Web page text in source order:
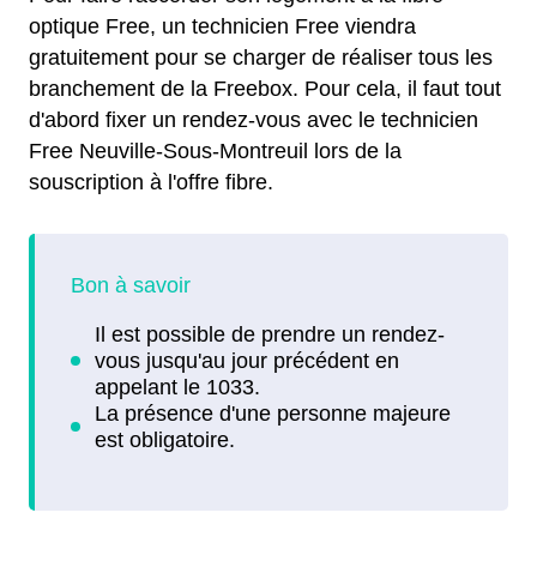
optique Free, un technicien Free viendra
gratuitement pour se charger de réaliser tous les
branchement de la Freebox. Pour cela, il faut tout
d'abord fixer un rendez-vous avec le technicien
Free Neuville-Sous-Montreuil lors de la
souscription à l'offre fibre.